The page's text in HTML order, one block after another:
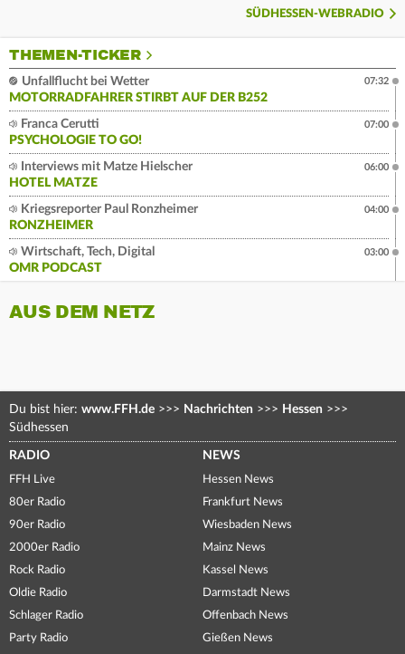
SÜDHESSEN-WEBRADIO
THEMEN-TICKER
Unfallflucht bei Wetter
MOTORRADFAHRER STIRBT AUF DER B252
07:32
Franca Cerutti
PSYCHOLOGIE TO GO!
07:00
Interviews mit Matze Hielscher
HOTEL MATZE
06:00
Kriegsreporter Paul Ronzheimer
RONZHEIMER
04:00
Wirtschaft, Tech, Digital
OMR PODCAST
03:00
AUS DEM NETZ
Du bist hier: www.FFH.de >>> Nachrichten >>> Hessen >>>
Südhessen
RADIO
FFH Live
80er Radio
90er Radio
2000er Radio
Rock Radio
Oldie Radio
Schlager Radio
Party Radio
NEWS
Hessen News
Frankfurt News
Wiesbaden News
Mainz News
Kassel News
Darmstadt News
Offenbach News
Gießen News